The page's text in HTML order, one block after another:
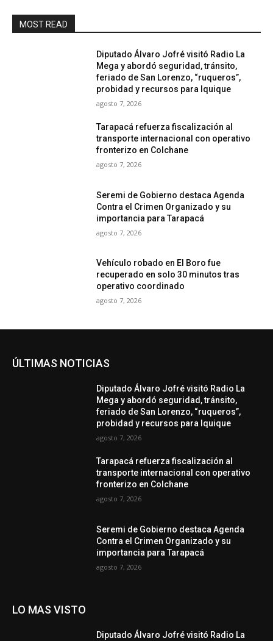
MOST READ
Diputado Álvaro Jofré visitó Radio La
Mega y abordó seguridad, tránsito,
feriado de San Lorenzo, “ruqueros”,
probidad y recursos para Iquique
agosto 7, 2026
Tarapacá refuerza fiscalización al
transporte internacional con operativo
fronterizo en Colchane
agosto 7, 2026
Seremi de Gobierno destaca Agenda
Contra el Crimen Organizado y su
importancia para Tarapacá
agosto 7, 2026
Vehículo robado en El Boro fue
recuperado en solo 30 minutos tras
operativo coordinado
agosto 7, 2026
ÚLTIMAS NOTICIAS
Diputado Álvaro Jofré visitó Radio La
Mega y abordó seguridad, tránsito,
feriado de San Lorenzo, “ruqueros”,
probidad y recursos para Iquique
agosto 7, 2026
Tarapacá refuerza fiscalización al
transporte internacional con operativo
fronterizo en Colchane
agosto 7, 2026
Seremi de Gobierno destaca Agenda
Contra el Crimen Organizado y su
importancia para Tarapacá
agosto 7, 2026
LO MAS VISTO
Diputado Álvaro Jofré visitó Radio La